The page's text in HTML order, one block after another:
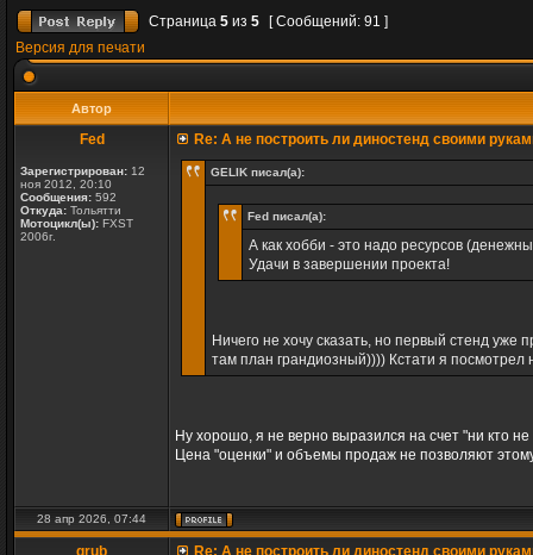
Страница 5 из 5
[ Сообщений: 91 ]
Версия для печати
Автор
Fed
Зарегистрирован: 12
ноя 2012, 20:10
Сообщения: 592
Откуда: Тольятти
Мотоцикл(ы): FXST
2006г.
Re: А не построить ли диностенд своими
GELIK писал(а):
Fed писал(а):
А как хобби - это надо ресурсов
Удачи в завершении проекта!
Ничего не хочу сказать, но первый стенд
там план грандиозный)))) Кстати я посмотрел
Ну хорошо, я не верно выразился на счет "ни кто не
Цена "оценки" и объемы продаж не позволяют
28 апр 2026, 07:44
grub
Re: А не построить ли диностенд своими